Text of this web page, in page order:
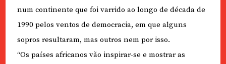
num continente que foi varrido ao longo de década de
1990 pelos ventos de democracia, em que alguns
sopros resultaram, mas outros nem por isso.
“Os países africanos vão inspirar-se e mostrar as